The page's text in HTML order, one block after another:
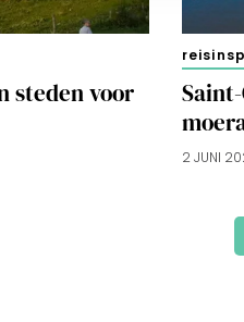
via ‘Zelf instellen’. Klik
steden voor
2 JUNI